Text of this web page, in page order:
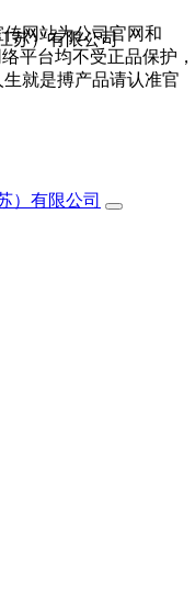
）有限公司
网站为公司官网和
平台均不受正品保护，
就是搏产品请认准官